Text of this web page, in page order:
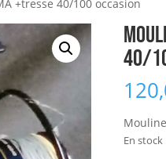
+tresse 40/100 occasion
40/
En stock